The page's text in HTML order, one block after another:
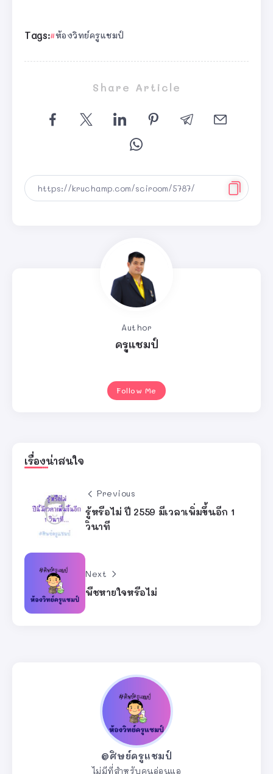
Tags: ห้องวิทย์ครูแชมป์
Share Article
Author
ครูแชมป์
Follow Me
เรื่องน่าสนใจ
Previous
รู้หรือไม่ ปี 2559 มีเวลาเพิ่มขึ้นอีก 1
วินาที
Next
พืชหายใจหรือไม่
@ศิษย์ครูแชมป์
ไม่มีที่สำหรับคนอ่อนแอ